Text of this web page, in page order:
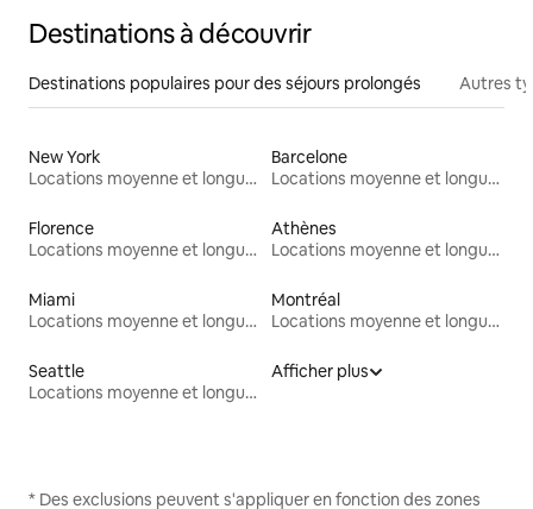
Destinations à découvrir
Destinations populaires pour des séjours prolongés Autres
New York
Locations moyenne et longue durée
Barcelone
Locations moyenne et longue durée
Florence
Locations moyenne et longue durée
Athènes
Locations moyenne et longue durée
Miami
Locations moyenne et longue durée
Montréal
Locations moyenne et longue durée
Seattle
Locations moyenne et longue durée
Afficher plus
* Des exclusions peuvent s'appliquer en fonction des zones